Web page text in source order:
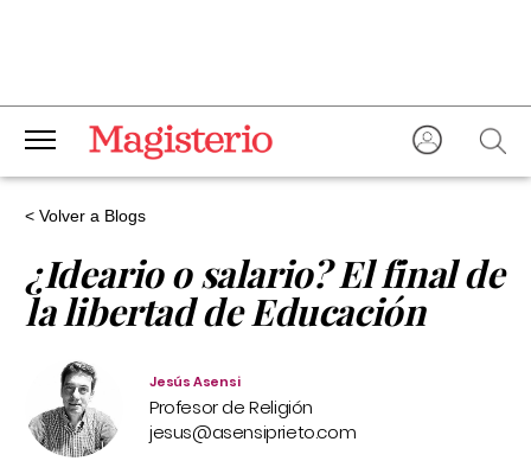
< Volver a Blogs
¿Ideario o salario? El final de
la libertad de Educación
Jesús Asensi
Profesor de Religión
jesus@asensiprieto.com